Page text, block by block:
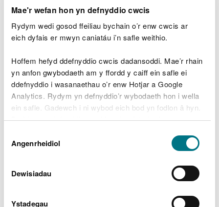
Mae'r wefan hon yn defnyddio cwcis
Rydym wedi gosod ffeiliau bychain o’r enw cwcis ar
eich dyfais er mwyn caniatáu i’n safle weithio.
Hoffem hefyd ddefnyddio cwcis dadansoddi. Mae’r rhain
yn anfon gwybodaeth am y ffordd y caiff ein safle ei
ddefnyddio i wasanaethau o’r enw Hotjar a Google
Analytics. Rydym yn defnyddio’r wybodaeth hon i wella
ein safle. Gadewch i ni wybod eich bod yn fodlon â hyn.
Byddwn yn defnyddio cwci i gadw eich dewis.
Gellirdarllen mwy am ein cwcis cyn i chi ddewis.
Caniatâd
Angenrheidiol
Dewisiadau
Ystadegau
yn y Datganiadau Ardal ac ystyried sut y gall eu
helpu yn eu meysydd gwaith perthnasol a'r
Os oes gennych ddiddordeb mewn gweithio gyda
ni a rhanddeiliaid eraill, gadewch i ni wybod
(gweler 'Cysylltu â ni' isod).
Cyllid
sydd ar gael i'r diwydiant gwastraff, ewch i: